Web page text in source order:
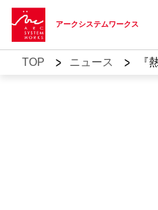
アークシステムワークス
TOP > ニュース > 『